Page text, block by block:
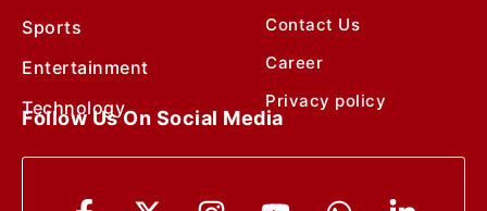
Sports
Entertainment
Technology
Contact Us
Career
Privacy policy
Follow Us On Social Media